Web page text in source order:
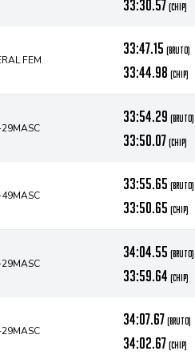
33:30.57 (chip)
FEM
33:47.15 (bruto)
33:44.98 (chip)
33:54.29 (bruto)
33:50.07 (chip)
33:55.65 (bruto)
33:50.65 (chip)
34:04.55 (bruto)
33:59.64 (chip)
34:07.67 (bruto)
34:02.67 (chip)